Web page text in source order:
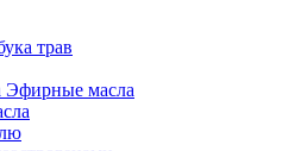
трав
Эфирные масла